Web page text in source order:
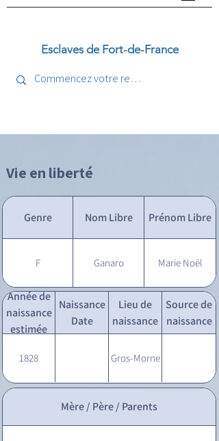
Esclaves de Fort-de-France
Vie en liberté
Genre Nom Libre Prénom Libre
F Ganaro Marie Noël
Année de
naissance
estimée
Naissance
Date
Lieu de
naissance
Source de
naissance
1828 Gros-Morne
Mère / Père / Parents